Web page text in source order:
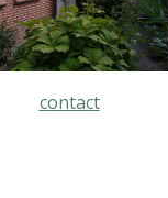
contact